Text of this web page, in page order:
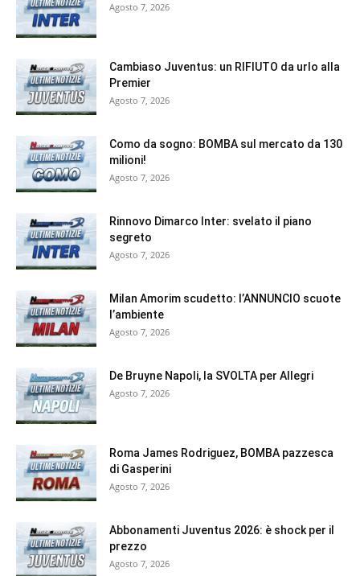
Agosto 7, 2026
Cambiaso Juventus: un RIFIUTO da urlo alla
Premier
Agosto 7, 2026
Como da sogno: BOMBA sul mercato da 130
milioni!
Agosto 7, 2026
Rinnovo Dimarco Inter: svelato il piano
segreto
Agosto 7, 2026
Milan Amorim scudetto: l’ANNUNCIO scuote
l’ambiente
Agosto 7, 2026
De Bruyne Napoli, la SVOLTA per Allegri
Agosto 7, 2026
Roma James Rodriguez, BOMBA pazzesca
di Gasperini
Agosto 7, 2026
Abbonamenti Juventus 2026: è shock per il
prezzo
Agosto 7, 2026